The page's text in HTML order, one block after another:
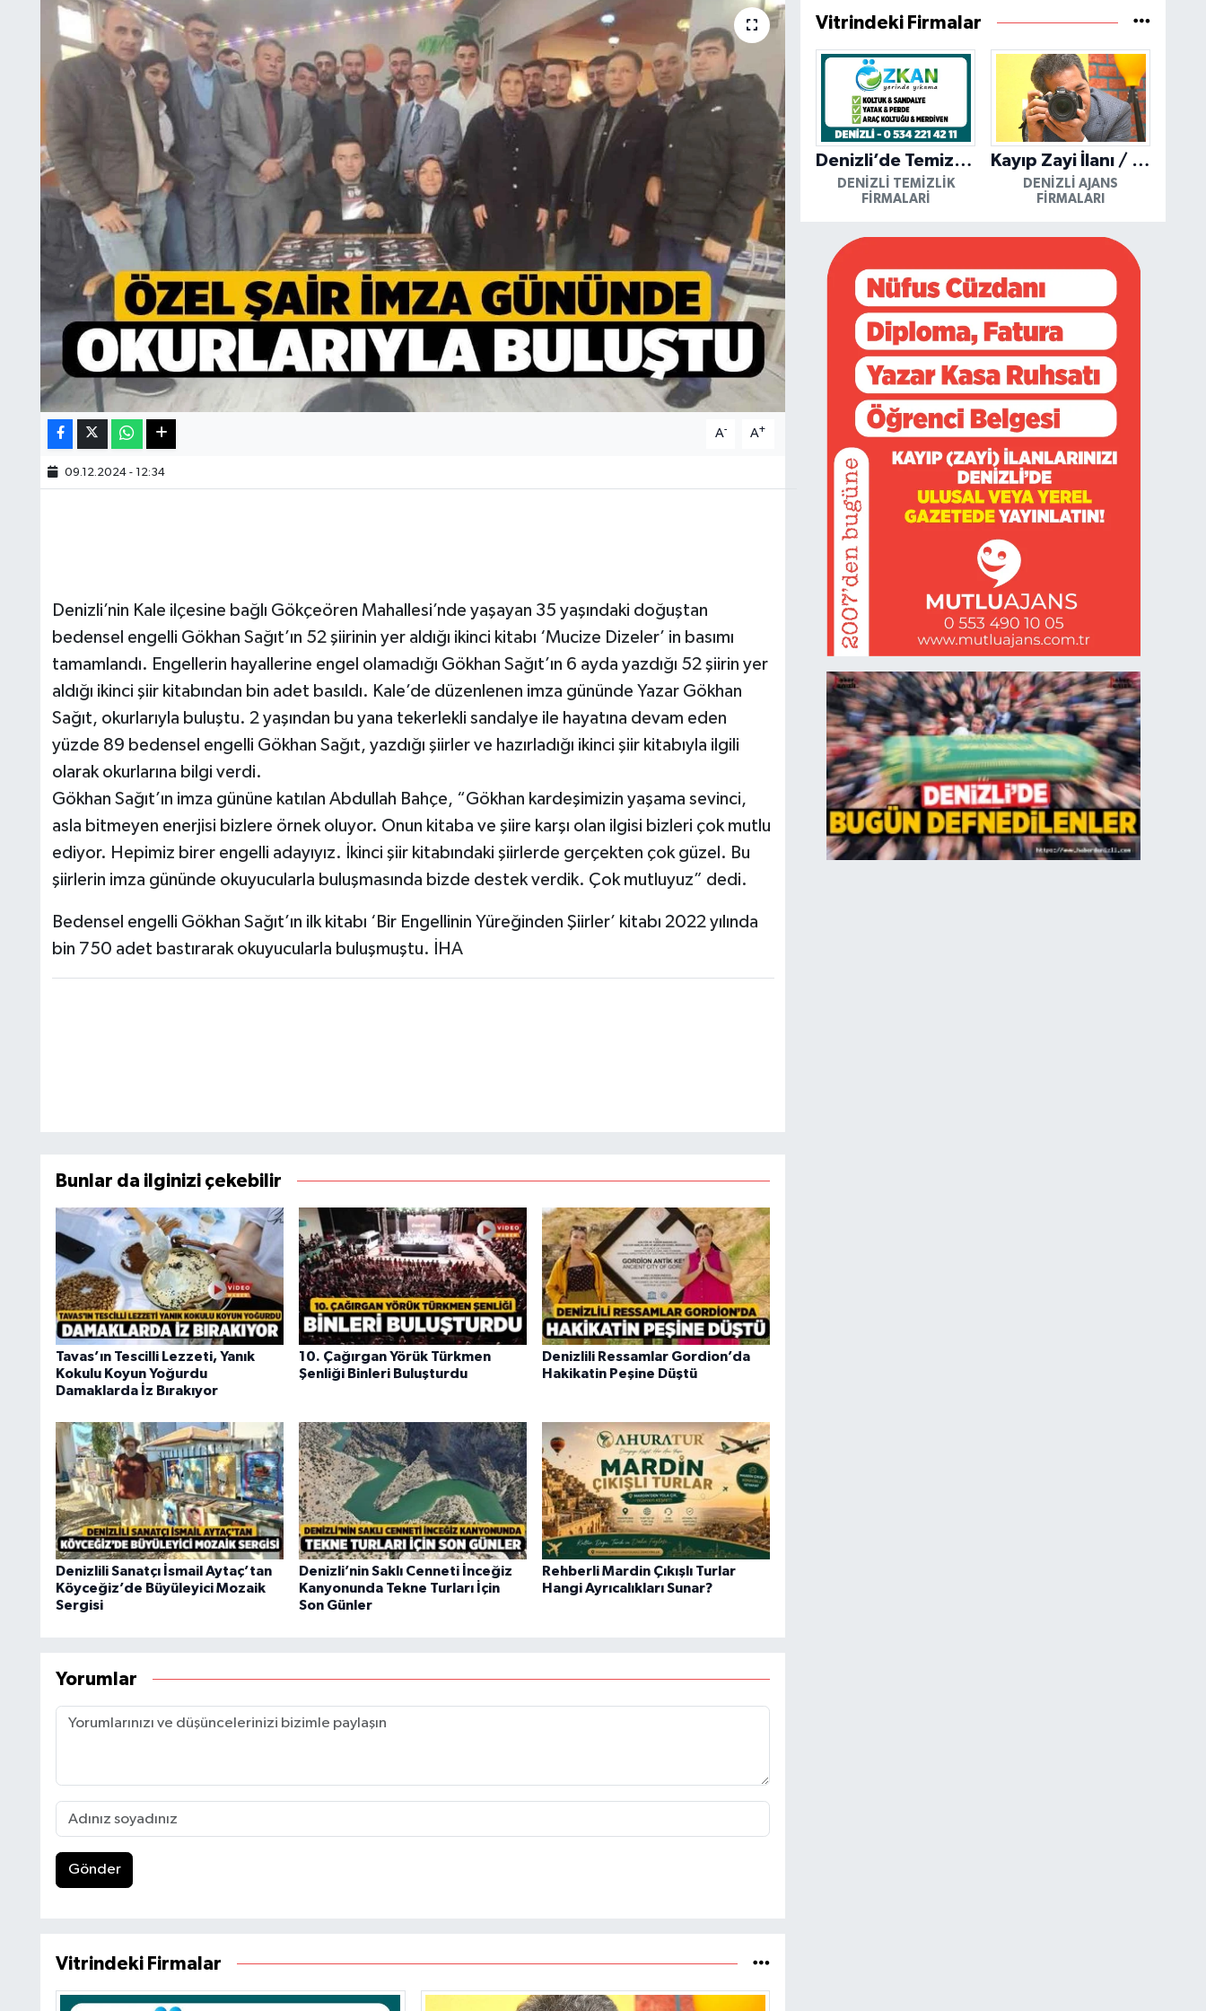
A- A+
09.12.2024 - 12:34
Denizli’nin Kale ilçesine bağlı Gökçeören Mahallesi’nde yaşayan 35 yaşındaki doğuştan
bedensel engelli Gökhan Sağıt’ın 52 şiirinin yer aldığı ikinci kitabı ‘Mucize Dizeler’ in basımı
tamamlandı. Engellerin hayallerine engel olamadığı Gökhan Sağıt’ın 6 ayda yazdığı 52 şiirin yer
aldığı ikinci şiir kitabından bin adet basıldı. Kale’de düzenlenen imza gününde Yazar Gökhan
Sağıt, okurlarıyla buluştu. 2 yaşından bu yana tekerlekli sandalye ile hayatına devam eden
yüzde 89 bedensel engelli Gökhan Sağıt, yazdığı şiirler ve hazırladığı ikinci şiir kitabıyla ilgili
olarak okurlarına bilgi verdi.
Gökhan Sağıt’ın imza gününe katılan Abdullah Bahçe, “Gökhan kardeşimizin yaşama sevinci,
asla bitmeyen enerjisi bizlere örnek oluyor. Onun kitaba ve şiire karşı olan ilgisi bizleri çok mutlu
ediyor. Hepimiz birer engelli adayıyız. İkinci şiir kitabındaki şiirlerde gerçekten çok güzel. Bu
şiirlerin imza gününde okuyucularla buluşmasında bizde destek verdik. Çok mutluyuz” dedi.
Bedensel engelli Gökhan Sağıt’ın ilk kitabı ‘Bir Engellinin Yüreğinden Şiirler’ kitabı 2022 yılında
bin 750 adet bastırarak okuyucularla buluşmuştu. İHA
Bunlar da ilginizi çekebilir
Tavas’ın Tescilli Lezzeti, Yanık
Kokulu Koyun Yoğurdu
Damaklarda İz Bırakıyor
10. Çağırgan Yörük Türkmen
Şenliği Binleri Buluşturdu
Denizlili Ressamlar Gordion’da
Hakikatin Peşine Düştü
Denizlili Sanatçı İsmail Aytaç’tan
Köyceğiz’de Büyüleyici Mozaik
Sergisi
Denizli’nin Saklı Cenneti İnceğiz
Kanyonunda Tekne Turları İçin
Son Günler
Rehberli Mardin Çıkışlı Turlar
Hangi Ayrıcalıkları Sunar?
Yorumlar
Gönder
Vitrindeki Firmalar
Vitrindeki Firmalar
Denizli’de Temizliğin Güvenilir Adresi: Özkan Yerinde Yıkama
DENIZLI TEMIZLIK
FIRMALARI
Kayıp Zayi İlanı / Mutlu Ajans / Denizli
DENIZLI AJANS
FIRMALARI